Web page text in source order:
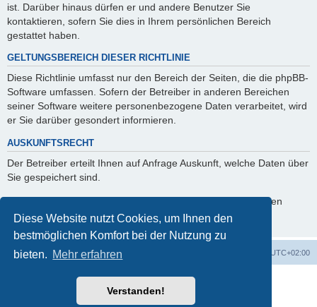
Diese Website nutzt Cookies, um Ihnen den
bestmöglichen Komfort bei der Nutzung zu
bieten. Mehr erfahren
Verstanden!
ist. Darüber hinaus dürfen er und andere Benutzer Sie
kontaktieren, sofern Sie dies in Ihrem persönlichen Bereich
gestattet haben.
GELTUNGSBEREICH DIESER RICHTLINIE
Diese Richtlinie umfasst nur den Bereich der Seiten, die die phpBB-
Software umfassen. Sofern der Betreiber in anderen Bereichen
seiner Software weitere personenbezogene Daten verarbeitet, wird
er Sie darüber gesondert informieren.
AUSKUNFTSRECHT
Der Betreiber erteilt Ihnen auf Anfrage Auskunft, welche Daten über
Sie gespeichert sind.
Sie können jederzeit die Löschung bzw. Sperrung Ihrer Daten
verlangen. Kontaktieren Sie hierzu bitte den Betreiber.
Startseite Foren-Übersicht UTC+02:00
Powered byphpBB® Forum Software © phpBB Limited
Deutsche Übersetzung durch
phpBB Events Calendar